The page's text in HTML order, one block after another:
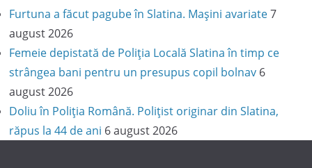
Furtuna a făcut pagube în Slatina. Mașini avariate 7
august 2026
Femeie depistată de Poliția Locală Slatina în timp ce
strângea bani pentru un presupus copil bolnav 6
august 2026
Doliu în Poliția Română. Polițist originar din Slatina,
răpus la 44 de ani 6 august 2026